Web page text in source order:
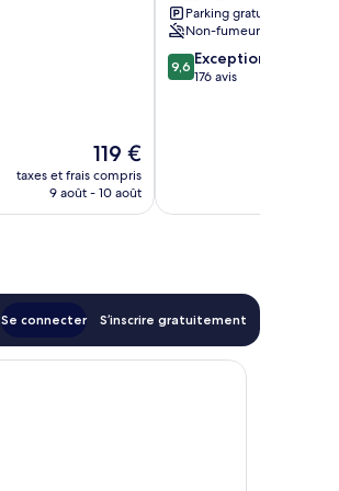
Le
nouveau
prix
119 €
taxes et frais compris
9 août - 10 août
Parking gratuit
Non-fumeurs
9.6
sur
9,6 Exceptionnel
176 avis
Se connecter S’inscrire gratuitement